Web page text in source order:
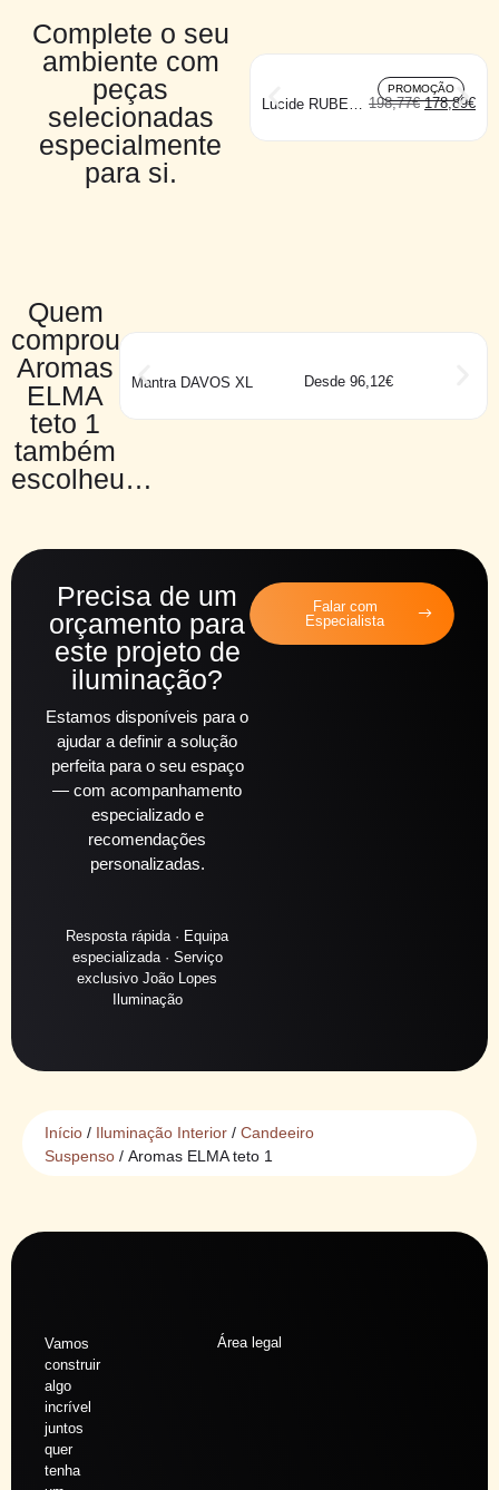
Complete o seu
ambiente com
peças
selecionadas
especialmente
para si.
PROMOÇÃO
Lucide RUBEN
198,77€ 178,89€
Quem
comprou
Aromas
ELMA
teto 1
também
escolheu…
Mantra DAVOS XL Desde 96,12€
Precisa de um
orçamento para
este projeto de
iluminação?
Estamos disponíveis para o
ajudar a definir a solução
perfeita para o seu espaço
— com acompanhamento
especializado e
recomendações
personalizadas.
Resposta rápida · Equipa
especializada · Serviço
exclusivo João Lopes
Iluminação
Falar com
Especialista
Início / Iluminação Interior / Candeeiro
Suspenso / Aromas ELMA teto 1
Vamos
construir
algo
incrível
juntos
quer
tenha
Área legal